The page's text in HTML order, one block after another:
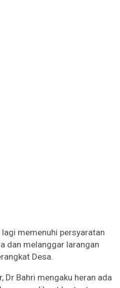
memenuhi persyaratan
dan melanggar larangan
Desa.
Dr Bahri mengaku heran ada